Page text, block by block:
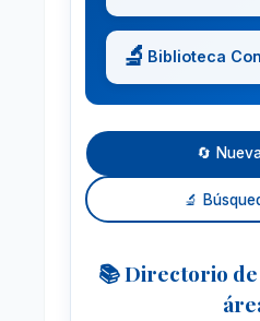
🔬 Biblioteca
🔄
🔬
📚 Directorio